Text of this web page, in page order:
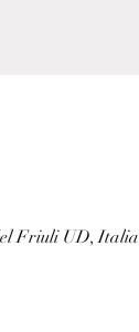
Friuli UD, Italia